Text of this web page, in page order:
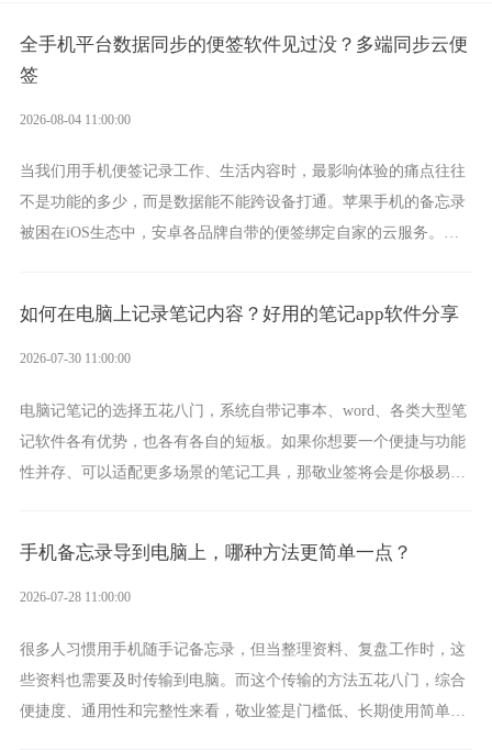
全手机平台数据同步的便签软件见过没？多端同步云便
签
2026-08-04 11:00:00
当我们用手机便签记录工作、生活内容时，最影响体验的痛点往往
不是功能的多少，而是数据能不能跨设备打通。苹果手机的备忘录
被困在iOS生态中，安卓各品牌自带的便签绑定自家的云服务。而
如何在电脑上记录笔记内容？好用的笔记app软件分享
2026-07-30 11:00:00
电脑记笔记的选择五花八门，系统自带记事本、word、各类大型笔
记软件各有优势，也各有各自的短板。如果你想要一个便捷与功能
性并存、可以适配更多场景的笔记工具，那敬业签将会是你极易上
手机备忘录导到电脑上，哪种方法更简单一点？
2026-07-28 11:00:00
很多人习惯用手机随手记备忘录，但当整理资料、复盘工作时，这
些资料也需要及时传输到电脑。而这个传输的方法五花八门，综合
便捷度、通用性和完整性来看，敬业签是门槛低、长期使用简单的